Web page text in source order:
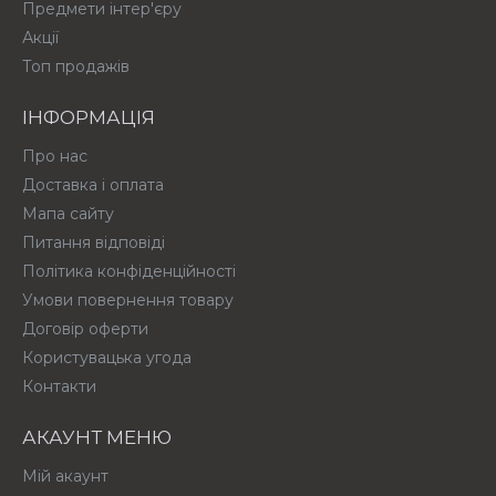
Предмети інтер'єру
Акції
Топ продажів
ІНФОРМАЦІЯ
Про нас
Доставка і оплата
Мапа сайту
Питання відповіді
Політика конфіденційності
Умови повернення товару
Договір оферти
Користувацька угода
Контакти
АКАУНТ МЕНЮ
Мій акаунт